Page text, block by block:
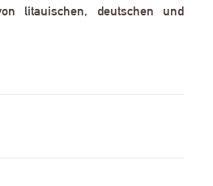
litauischen, deutschen und